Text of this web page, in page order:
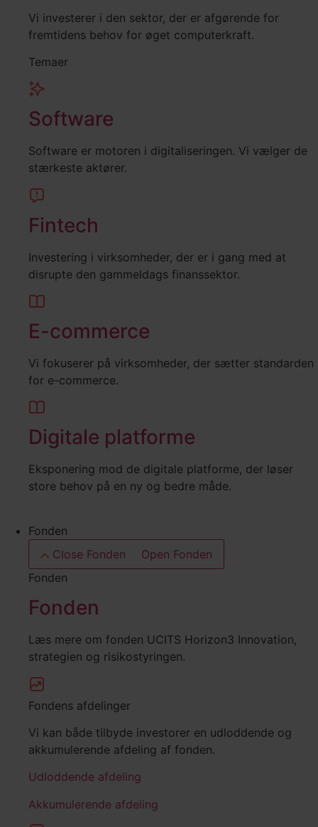
Vi investerer i den sektor, der er afgørende for
fremtidens behov for øget computerkraft.
Temaer
Software
Software er motoren i digitaliseringen. Vi vælger de
stærkeste aktører.
Fintech
Investering i virksomheder, der er i gang med at
disrupte den gammeldags finanssektor.
E-commerce
Vi fokuserer på virksomheder, der sætter standarden
for e-commerce.
Digitale platforme
Eksponering mod de digitale platforme, der løser
store behov på en ny og bedre måde.
Fonden
Close Fonden
Open Fonden
Fonden
Fonden
Læs mere om fonden UCITS Horizon3 Innovation,
strategien og risikostyringen.
Fondens afdelinger
Vi kan både tilbyde investorer en udloddende og
akkumulerende afdeling af fonden.
Udloddende afdeling
Akkumulerende afdeling